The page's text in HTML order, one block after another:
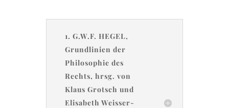
1. G.W.F. HEGEL,
Grundlinien der
Philosophie des
Rechts, hrsg. von
Klaus Grotsch und
Elisabeth Weisser-